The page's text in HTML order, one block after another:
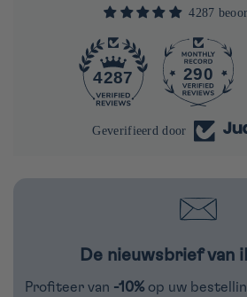
4287
4287 290
Geverifieerd door
De nieuwsbrief van
Profiteer van -10% op uw